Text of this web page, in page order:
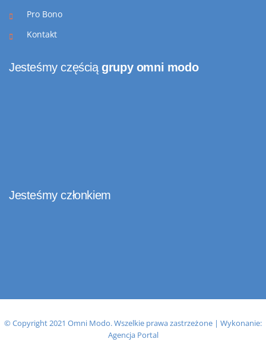
Pro Bono
Kontakt
Jesteśmy częściągrupy omni modo
Jesteśmy członkiem
© Copyright 2021 Omni Modo. Wszelkie prawa zastrzeżone | Wykonanie:
Agencja Portal